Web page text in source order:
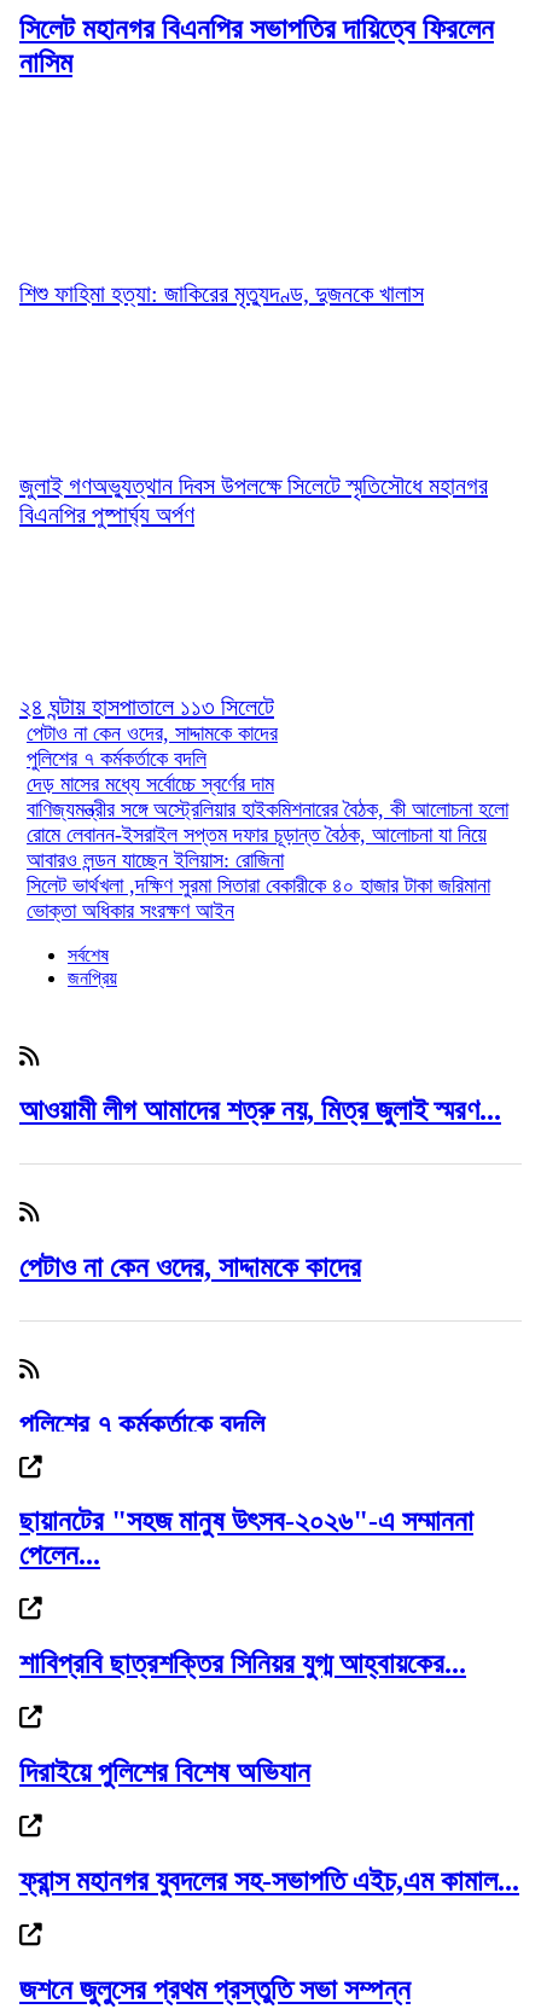
সিলেট মহানগর বিএনপির সভাপতির দায়িত্বে ফিরলেন
নাসিম
শিশু ফাহিমা হত্যা: জাকিরের মৃত্যুদণ্ড, দুজনকে খালাস
জুলাই গণঅভ্যুত্থান দিবস উপলক্ষে সিলেটে স্মৃতিসৌধে মহানগর
বিএনপির পুষ্পার্ঘ্য অর্পণ
২৪ ঘন্টায় হাসপাতালে ১১৩ সিলেটে
পেটাও না কেন ওদের, সাদ্দামকে কাদের
পুলিশের ৭ কর্মকর্তাকে বদলি
দেড় মাসের মধ্যে সর্বোচ্চে স্বর্ণের দাম
বাণিজ্যমন্ত্রীর সঙ্গে অস্ট্রেলিয়ার হাইকমিশনারের বৈঠক, কী আলোচনা হলো
রোমে লেবানন-ইসরাইল সপ্তম দফার চূড়ান্ত বৈঠক, আলোচনা যা নিয়ে
আবারও লন্ডন যাচ্ছেন ইলিয়াস: রোজিনা
সিলেট ভার্থখলা ,দক্ষিণ সুরমা সিতারা বেকারীকে ৪০ হাজার টাকা জরিমানা
ভোক্তা অধিকার সংরক্ষণ আইন
সর্বশেষ
জনপ্রিয়
আওয়ামী লীগ আমাদের শত্রু নয়, মিত্র জুলাই স্মরণ...
পেটাও না কেন ওদের, সাদ্দামকে কাদের
পুলিশের ৭ কর্মকর্তাকে বদলি
গোলাপগঞ্জে প্রাথমিক শিক্ষাবৃত্তি পাওয়া ৭...
দেড় মাসের মধ্যে সর্বোচ্চে স্বর্ণের দাম
বাণিজ্যমন্ত্রীর সঙ্গে অস্ট্রেলিয়ার...
ছায়ানটের "সহজ মানুষ উৎসব-২০২৬"-এ সম্মাননা
পেলেন...
শাবিপ্রবি ছাত্রশক্তির সিনিয়র যুগ্ম আহ্বায়কের...
দিরাইয়ে পুলিশের বিশেষ অভিযান
ফ্রান্স মহানগর যুবদলের সহ-সভাপতি এইচ,এম কামাল...
জশনে জুলুসের প্রথম প্রস্তুতি সভা সম্পন্ন